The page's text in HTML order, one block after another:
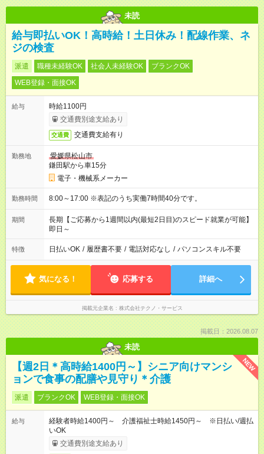
未読
給与即払いOK！高時給！土日休み！配線作業、ネ
ジの検査
派遣 職種未経験OK 社会人未経験OK
ブランクOK
WEB登録・面接OK
給与
時給1100円
交通費別途支給あり
交通費 交通費支給有り
勤務地
愛媛県松山市
鎌田駅から車15分
電子・機械系メーカー
勤務時間 8:00～17:00 ※表記のうち実働7時間40分です。
期間
長期【ご応募から1週間以内(最短2日目)のスピード就業が可能】
即日～
特徴 日払いOK / 履歴書不要 / 電話対応なし / パソコンスキル不要
気になる！ 応募する 詳細へ
掲載元企業名 株式会社テクノ・サービス
掲載日：2026.08.07
未読
NEW
【週2日＊高時給1400円～】シニア向けマンシ
ョンで食事の配膳や見守り＊介護
派遣 ブランクOK WEB登録・面接OK
給与
経験者時給1400円～ 介護福祉士時給1450円～ ※日払い/週払
いOK
交通費別途支給あり